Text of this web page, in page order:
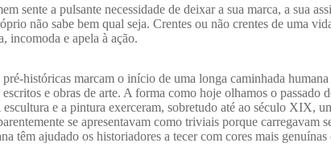
sente a pulsante necessidade de deixar a sua marca, a sua
não sabe bem qual seja. Crentes ou não crentes de uma
incomoda e apela à ação.
históricas marcam o início de uma longa caminhada
e obras de arte. A forma como hoje olhamos o passado
e a pintura exerceram, sobretudo até ao século XIX,
se apresentavam como triviais porque carregavam
têm ajudado os historiadores a tecer com cores mais